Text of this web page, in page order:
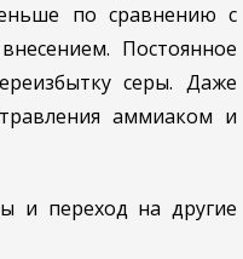
по сравнению с
Постоянное
серы. Даже
аммиаком и
и переход на другие